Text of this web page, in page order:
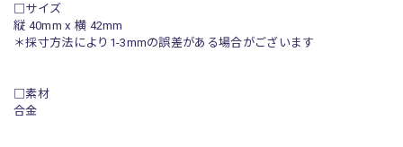
□サイズ
縦 40mm x 横 42mm
＊採寸方法により1-3mmの誤差がある場合がございます
□素材
合金